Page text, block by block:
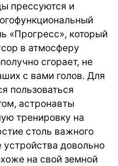
прессуются и
«Прогресс», который
в атмосферу
сгорает, не
с вами голов. Для
пользоваться
астронавты
тренировку на
столь важного
довольно
на свой земной